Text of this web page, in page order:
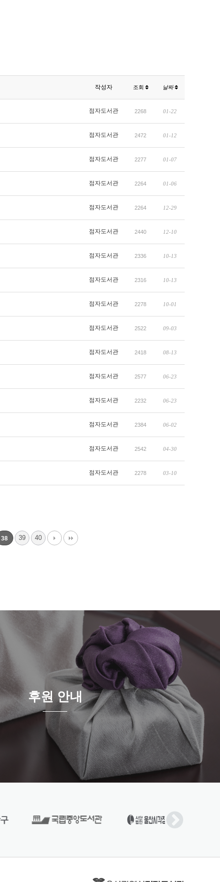
작성자 조회 날짜
점자도서관 2268 01-22
점자도서관 2472 01-12
점자도서관 2277 01-07
점자도서관 2264 01-06
점자도서관 2264 12-29
점자도서관 2440 12-10
점자도서관 2336 10-13
점자도서관 2316 10-13
점자도서관 2278 10-01
점자도서관 2522 09-03
점자도서관 2418 08-13
점자도서관 2577 06-23
점자도서관 2232 06-23
점자도서관 2384 06-02
점자도서관 2542 04-30
점자도서관 2278 03-10
38 39 40
후원 안내